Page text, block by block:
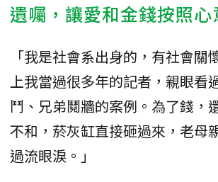
遺囑，讓愛和金錢按照心
「我是社會系出身的，有社會關
上我當過很多年的記者，親眼看
鬥、兄弟鬩牆的案例。為了錢，
不和，菸灰缸直接砸過來，老母
過流眼淚。」